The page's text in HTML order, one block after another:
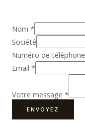
Nom *
Société
Numéro de téléphone
Email *
Votre message *
ENVOYEZ